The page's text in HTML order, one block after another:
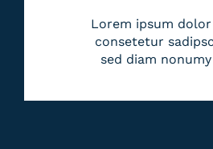
Lorem ipsum
consetetur
sed diam